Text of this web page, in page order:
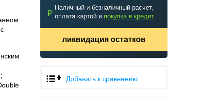
₽
Наличный и безналичный расчет,
оплата картой и покупка в кредит
ликвидация остатков
Добавить к сравнению